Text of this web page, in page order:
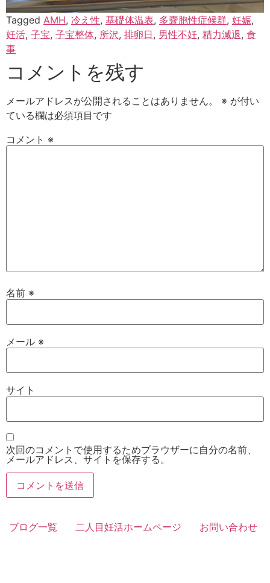
Tagged AMH, 冷え性, 基礎体温表, 多嚢胞性症候群, 妊娠,
妊活, 子宝, 子宝整体, 所沢, 排卵日, 男性不妊, 精力減退, 食
事
コメントを残す
メールアドレスが公開されることはありません。 ※ が付い
ている欄は必須項目です
コメント ※
名前 ※
メール ※
サイト
次回のコメントで使用するためブラウザーに自分の名前、
メールアドレス、サイトを保存する。
ブログ一覧 二人目妊活ホームページ お問い合わせ